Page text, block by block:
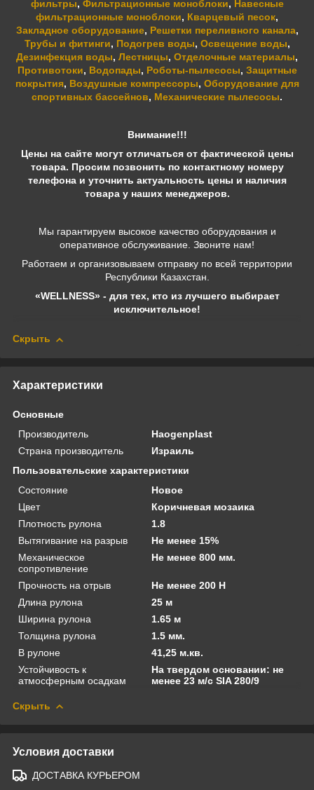
фильтры, Фильтрационные моноблоки, Навесные
фильтрационные моноблоки, Кварцевый песок,
Закладное оборудование, Решетки переливного канала,
Трубы и фитинги, Подогрев воды, Освещение воды,
Дезинфекция воды, Лестницы, Отделочные материалы,
Противотоки, Водопады, Роботы-пылесосы, Защитные
покрытия, Воздушные компрессоры, Оборудование для
спортивных бассейнов, Механические пылесосы.
Внимание!!!
Цены на сайте могут отличаться от фактической цены
товара. Просим позвонить по контактному номеру
телефона и уточнить актуальность цены и наличия
товара у наших менеджеров.
Мы гарантируем высокое качество оборудования и
оперативное обслуживание. Звоните нам!
Работаем и организовываем отправку по всей территории
Республики Казахстан.
«WELLNESS» - для тех, кто из лучшего выбирает
исключительное!
Скрыть
Характеристики
Основные
Производитель
Haogenplast
Страна производитель
Израиль
Пользовательские характеристики
Состояние
Новое
Цвет
Коричневая мозаика
Плотность рулона
1.8
Вытягивание на разрыв
Не менее 15%
Механическое
сопротивление
Не менее 800 мм.
Прочность на отрыв
Не менее 200 Н
Длина рулона
25 м
Ширина рулона
1.65 м
Толщина рулона
1.5 мм.
В рулоне
41,25 м.кв.
Устойчивость к
атмосферным осадкам
На твердом основании: не
менее 23 м/с SIA 280/9
Скрыть
Условия доставки
ДОСТАВКА КУРЬЕРОМ